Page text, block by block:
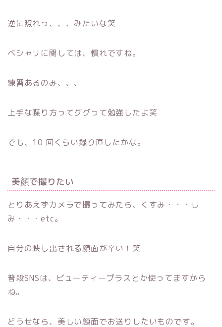
逆に照れっ、、、みたいな笑
ベシャリに関しては、慣れですね。
練習あるのみ、、、
上手な喋り方ってググって勉強したよ笑
でも、10 回くらい録り直したかな。
美顏で撮りたい
とりあえずカメラで撮ってみたら、くすみ・・・し
み・・・etc。
自分の映し出される顔面が辛い！笑
普段SNSは、ビューティープラスとか使ってますから
ね。
どうせなら、美しい顔面でお送りしたいものです。